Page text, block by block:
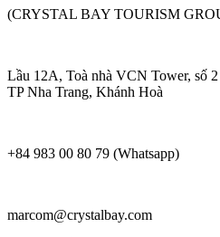
(CRYSTAL BAY TOURISM
Lầu 12A, Toà nhà VCN Tower, số
TP Nha Trang, Khánh Hoà
+84 983 00 80 79 (Whatsapp)
marcom@crystalbay.com